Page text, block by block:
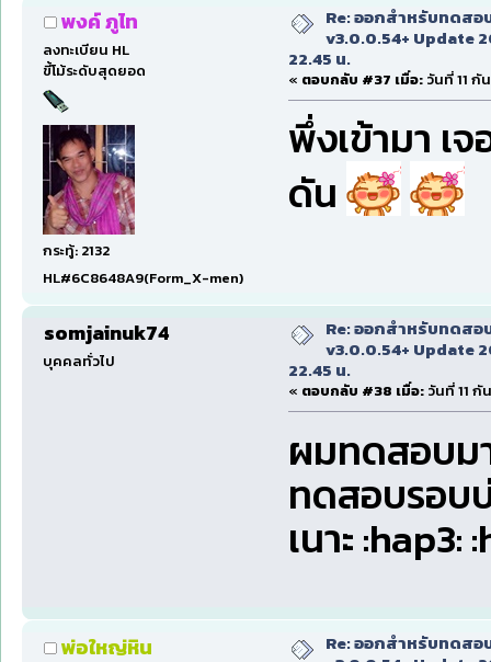
พงค์ ภูไท
ลงทะเบียน HL
ขี้โม้ระดับสุดยอด
กระทู้: 2132
HL#6C8648A9(Form_X-men)
Re: ออกสำหรับทดสอ
v3.0.0.54+ Update
22.45 น.
« ตอบกลับ #37 เมื่อ: วันที่ 11 กั
พึ่งเข้ามา เ
ดัน
somjainuk74
บุคคลทั่วไป
Re: ออกสำหรับทดสอ
v3.0.0.54+ Update
22.45 น.
« ตอบกลับ #38 เมื่อ: วันที่ 11 กั
ผมทดสอบม
ทดสอบรอบ
เนาะ :hap3:
พ่อใหญ่หิน
Re: ออกสำหรับทดสอ